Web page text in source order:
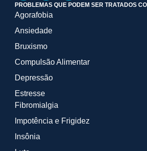
PROBLEMAS QUE PODEM SER TRATADOS
Agorafobia
Ansiedade
Bruxismo
Compulsão Alimentar
Depressão
Estresse
Fibromialgia
Impotência e Frigidez
Insônia